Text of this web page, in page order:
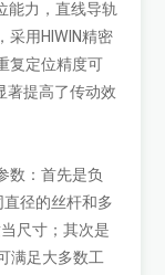
能力，直线导轨
采用HIWIN精密
复定位精度可
著提高了传动效
数：首先是负
径的丝杆和多
尺寸；其次是
满足大多数工